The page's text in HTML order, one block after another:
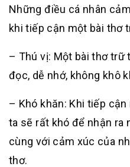
Những điều cá nhân
khi tiếp cận một bài thơ
– Thú vị: Một bài thơ trữ
đọc, dễ nhớ, không khô
– Khó khăn: Khi tiếp
ta sẽ rất khó để nhận ra
cùng với cảm xúc của
thơ.